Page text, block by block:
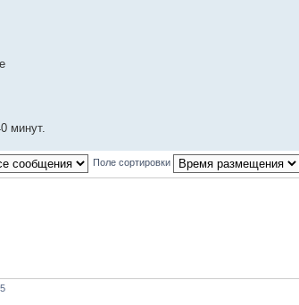
минут.
Поле сортировки